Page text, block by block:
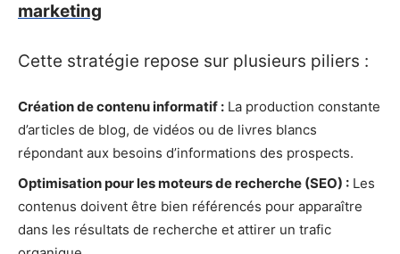
marketing
Cette stratégie repose sur plusieurs piliers :
Création de contenu informatif : La production constante
d’articles de blog, de vidéos ou de livres blancs
répondant aux besoins d’informations des prospects.
Optimisation pour les moteurs de recherche (SEO) : Les
contenus doivent être bien référencés pour apparaître
dans les résultats de recherche et attirer un trafic